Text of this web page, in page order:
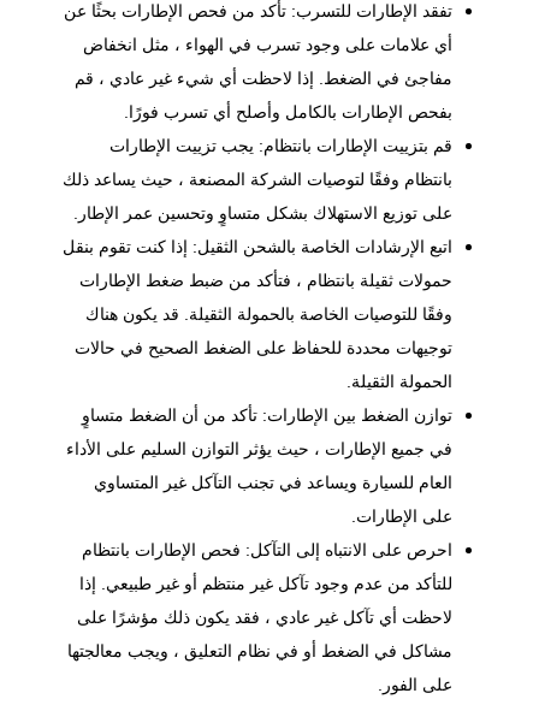
تفقد الإطارات للتسرب: تأكد من فحص الإطارات بحثًا عن
أي علامات على وجود تسرب في الهواء ، مثل انخفاض
مفاجئ في الضغط. إذا لاحظت أي شيء غير عادي ، قم
بفحص الإطارات بالكامل وأصلح أي تسرب فورًا.
قم بتزييت الإطارات بانتظام: يجب تزييت الإطارات
بانتظام وفقًا لتوصيات الشركة المصنعة ، حيث يساعد ذلك
على توزيع الاستهلاك بشكل متساوٍ وتحسين عمر الإطار.
اتبع الإرشادات الخاصة بالشحن الثقيل: إذا كنت تقوم بنقل
حمولات ثقيلة بانتظام ، فتأكد من ضبط ضغط الإطارات
وفقًا للتوصيات الخاصة بالحمولة الثقيلة. قد يكون هناك
توجيهات محددة للحفاظ على الضغط الصحيح في حالات
الحمولة الثقيلة.
توازن الضغط بين الإطارات: تأكد من أن الضغط متساوٍ
في جميع الإطارات ، حيث يؤثر التوازن السليم على الأداء
العام للسيارة ويساعد في تجنب التآكل غير المتساوي
على الإطارات.
احرص على الانتباه إلى التآكل: فحص الإطارات بانتظام
للتأكد من عدم وجود تآكل غير منتظم أو غير طبيعي. إذا
لاحظت أي تآكل غير عادي ، فقد يكون ذلك مؤشرًا على
مشاكل في الضغط أو في نظام التعليق ، ويجب معالجتها
على الفور.